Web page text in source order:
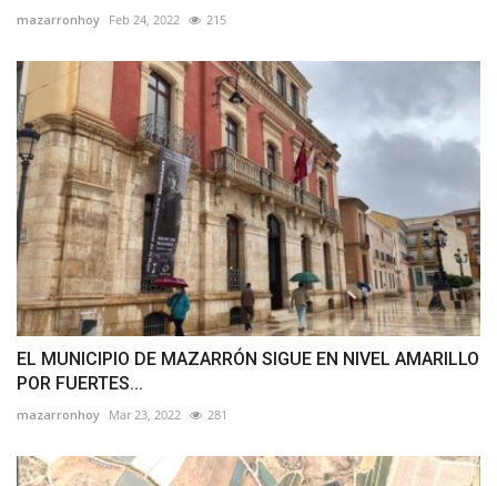
mazarronhoy Feb 24, 2022 215
EL MUNICIPIO DE MAZARRÓN SIGUE EN NIVEL AMARILLO
POR FUERTES...
mazarronhoy Mar 23, 2022 281